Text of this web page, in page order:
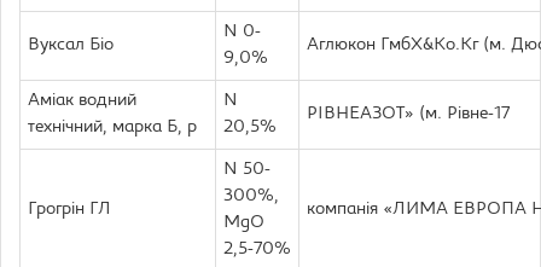
Вуксал Біо
N 0-
9,0%
Аглюкон ГмбХ&Ко.Кг (м.
Аміак водний
технічний, марка Б, р
N
20,5%
РІВНЕАЗОТ» (м. Рівне-17
Грогрін ГЛ
N 50-
300%,
MgO
2,5-70%
компанія «ЛИМА ЕВРОПА